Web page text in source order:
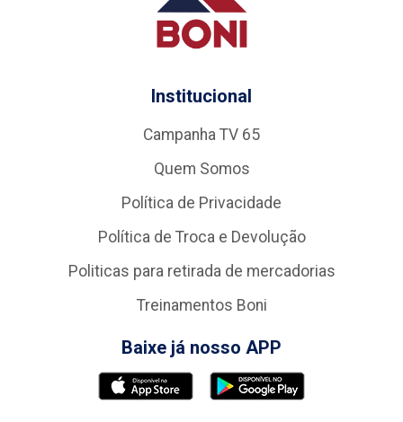
Institucional
Campanha TV 65
Quem Somos
Política de Privacidade
Política de Troca e Devolução
Politicas para retirada de mercadorias
Treinamentos Boni
Baixe já nosso APP